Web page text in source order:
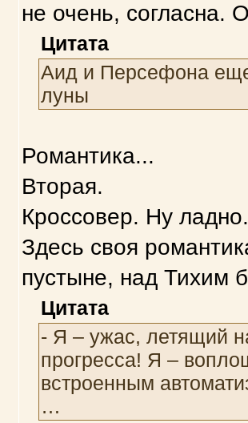
не очень, согласна.
Цитата
Аид и Персефона еще
луны
Романтика...
Вторая.
Кроссовер. Ну ладно.
Здесь своя
пустыне, над Тихим
Цитата
- Я – ужас, летящий
прогресса! Я –
встроенным
…